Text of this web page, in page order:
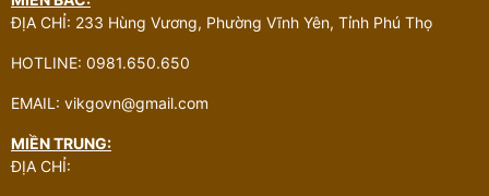
ĐỊA CHỈ: 233 Hùng Vương, Phường Vĩnh Yên, Tỉnh Phú Thọ
HOTLINE: 0981.650.650
EMAIL: vikgovn@gmail.com
MIỀN TRUNG:
ĐỊA CHỈ: